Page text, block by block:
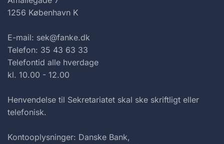
1256 København K
E-mail: sek@fanke.dk
Telefon: 35 43 63 33
Telefontid alle hverdage
kl. 10.00 - 12.00
Henvendelse til Sekretariatet skal ske skriftligt eller
telefonisk.
Kontooplysninger: Danske Bank,